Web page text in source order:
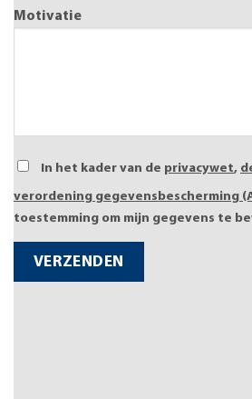
Motivatie
In het kader van de privacywet,
verordening gegevensbescherming
toestemming om mijn gegevens te